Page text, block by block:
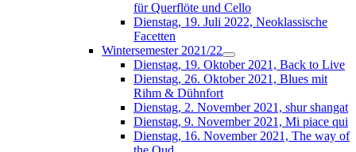
für Querflöte und Cello
Dienstag, 19. Juli 2022, Neoklassische
Facetten
Wintersemester 2021/22
Dienstag, 19. Oktober 2021, Back to Live
Dienstag, 26. Oktober 2021, Blues mit
Rihm & Dühnfort
Dienstag, 2. November 2021, shur shangat
Dienstag, 9. November 2021, Mi piace qui
Dienstag, 16. November 2021, The way of